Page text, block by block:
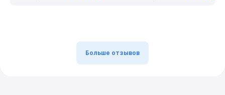
Больше отзывов